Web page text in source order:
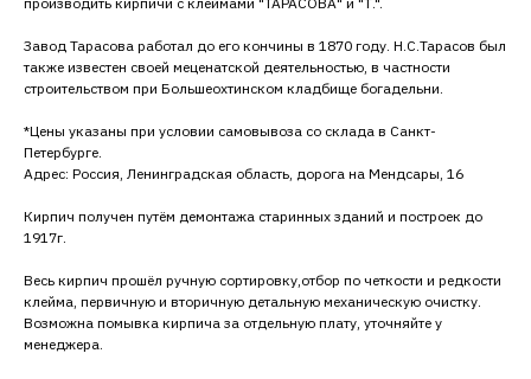
Завод Тарасова работал до его кончины в 1870 году. Н.С.Тарасов был
также известен своей меценатской деятельностью, в частности
строительством при Большеохтинском кладбище богадельни.
*Цены указаны при условии самовывоза со склада в Санкт-
Петербурге.
Адрес: Россия, Ленинградская область, дорога на Мендсары, 16
Кирпич получен путём демонтажа старинных зданий и построек до
1917г.
Весь кирпич прошёл ручную сортировку,отбор по четкости и редкости
клейма, первичную и вторичную детальную механическую очистку.
Возможна помывка кирпича за отдельную плату, уточняйте у
менеджера.